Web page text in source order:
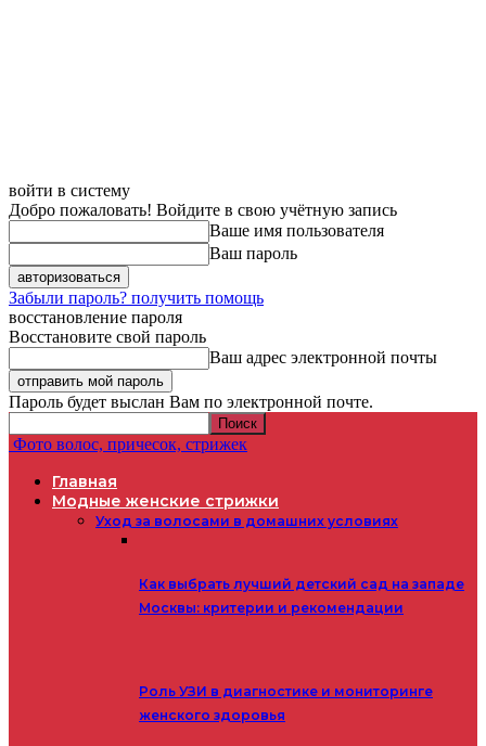
войти в систему
Добро пожаловать! Войдите в свою учётную запись
Ваше имя пользователя
Ваш пароль
Забыли пароль? получить помощь
восстановление пароля
Восстановите свой пароль
Ваш адрес электронной почты
Пароль будет выслан Вам по электронной почте.
Фото волос, причесок, стрижек
Главная
Модные женские стрижки
Уход за волосами в домашних условиях
Как выбрать лучший детский сад на западе
Москвы: критерии и рекомендации
Роль УЗИ в диагностике и мониторинге
женского здоровья